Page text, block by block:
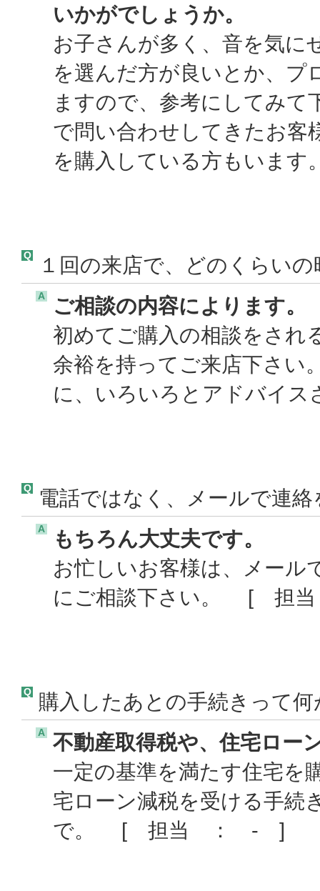
いかがでしょうか。
お子さんが多く、音を気に
を選んだ方が良いとか、プ
ますので、参考にしてみ
で問い合わせしてきたお客
を購入している方もい
Q １回の来店で、どのくらい
A
ご相談の内容によります。
初めてご購入の相談をされ
余裕を持ってご来店下さい
に、いろいろとアドバ
Q 電話ではなく、メールで連
A
もちろん大丈夫です。
お忙しいお客様は、メール
にご相談下さい。 [
Q 購入したあとの手続きって
A
不動産取得税や、住宅ロー
一定の基準を満たす住宅を
宅ローン減税を受ける手続
で。 [ 担当 ： - ]